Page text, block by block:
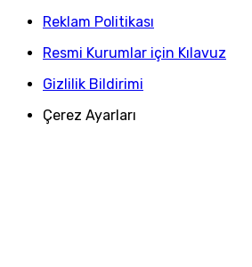
Reklam Politikası
Resmi Kurumlar için Kılavuz
Gizlilik Bildirimi
Çerez Ayarları